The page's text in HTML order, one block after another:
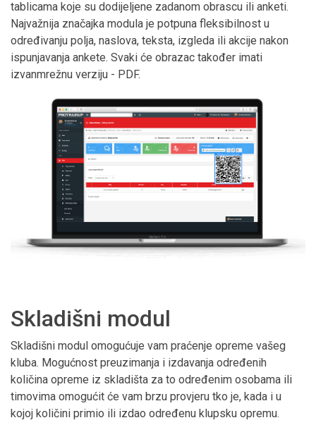
tablicama koje su dodijeljene zadanom obrascu ili anketi.
Najvažnija značajka modula je potpuna fleksibilnost u
određivanju polja, naslova, teksta, izgleda ili akcije nakon
ispunjavanja ankete. Svaki će obrazac također imati
izvanmrežnu verziju - PDF.
Skladišni modul
Skladišni modul omogućuje vam praćenje opreme vašeg
kluba. Mogućnost preuzimanja i izdavanja određenih
količina opreme iz skladišta za to određenim osobama ili
timovima omogućit će vam brzu provjeru tko je, kada i u
kojoj količini primio ili izdao određenu klupsku opremu.